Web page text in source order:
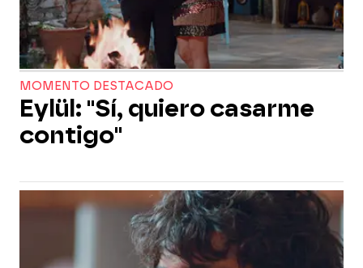
MOMENTO DESTACADO
Eylül: "Sí, quiero casarme
contigo"